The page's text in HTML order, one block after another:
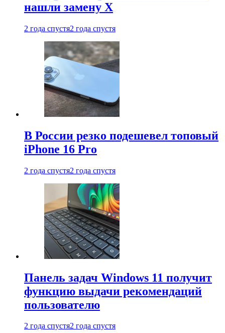
нашли замену X
2 года спустя2 года спустя
В России резко подешевел топовый
iPhone 16 Pro
2 года спустя2 года спустя
Панель задач Windows 11 получит
функцию выдачи рекомендаций
пользователю
2 года спустя2 года спустя